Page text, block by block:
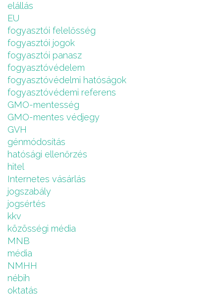
elállás
EU
fogyasztói felelősség
fogyasztói jogok
fogyasztói panasz
fogyasztóvédelem
fogyasztóvédelmi hatóságok
fogyasztóvédemi referens
GMO-mentesség
GMO-mentes védjegy
GVH
génmódosítás
hatósági ellenőrzés
hitel
Internetes vásárlás
jogszabály
jogsértés
kkv
közösségi média
MNB
média
NMHH
nébih
oktatás